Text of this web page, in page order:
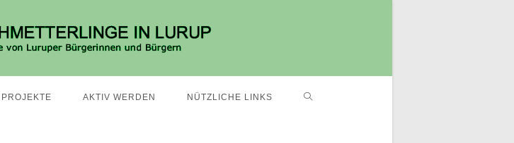
PROJEKTE AKTIV WERDEN NÜTZLICHE LINKS